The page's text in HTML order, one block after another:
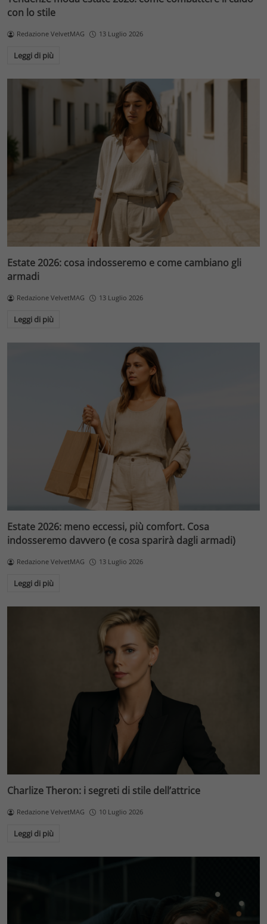
con lo stile
Redazione VelvetMAG 13 Luglio 2026
Leggi di più
Estate 2026: cosa indosseremo e come cambiano gli
armadi
Redazione VelvetMAG 13 Luglio 2026
Leggi di più
Estate 2026: meno eccessi, più comfort. Cosa
indosseremo davvero (e cosa sparirà dagli armadi)
Redazione VelvetMAG 13 Luglio 2026
Leggi di più
Charlize Theron: i segreti di stile dell’attrice
Redazione VelvetMAG 10 Luglio 2026
Leggi di più